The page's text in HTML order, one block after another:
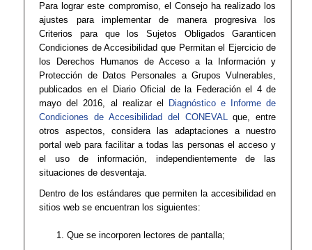
Para lograr este compromiso, el Consejo ha realizado los
ajustes para implementar de manera progresiva los
Criterios para que los Sujetos Obligados Garanticen
Condiciones de Accesibilidad que Permitan el Ejercicio de
los Derechos Humanos de Acceso a la Información y
Protección de Datos Personales a Grupos Vulnerables,
publicados en el Diario Oficial de la Federación el 4 de
mayo del 2016, al realizar el
Diagnóstico e Informe de
Condiciones de Accesibilidad del CONEVAL​que, entre
otros aspectos, considera las adaptaciones a nuestro
portal web para facilitar a todas las personas el acceso y
el uso de información, independientemente de las
situaciones de desventaja.
Dentro de los estándares que permiten la accesibilidad en
sitios web se encuentran los siguientes:
​Que se incorporen lectores de pantalla;